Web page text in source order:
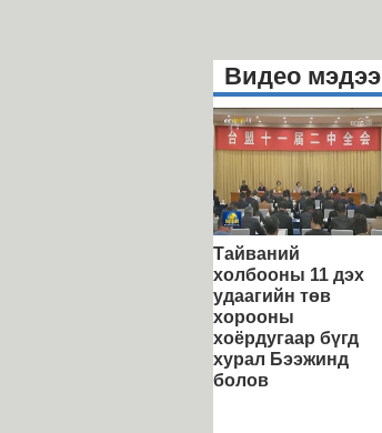
Видео мэдээ
Тайваний
холбооны 11 дэх
удаагийн төв
хорооны
хоёрдугаар бүгд
хурал Бээжинд
болов